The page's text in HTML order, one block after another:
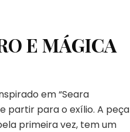
E MÁGICA
em “Seara
partir para o exílio. A peça
primeira vez, tem um